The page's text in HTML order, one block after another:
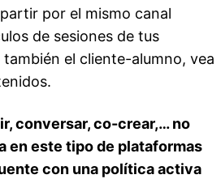
por el mismo canal
de sesiones de tus
el cliente-alumno, vea
conversar, co-crear,… no
en este tipo de plataformas
con una política activa